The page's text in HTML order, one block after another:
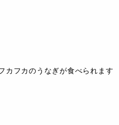
カフカのうなぎが食べられます